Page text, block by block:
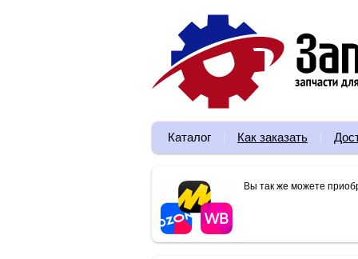
Каталог Как заказать
Вы так же можете